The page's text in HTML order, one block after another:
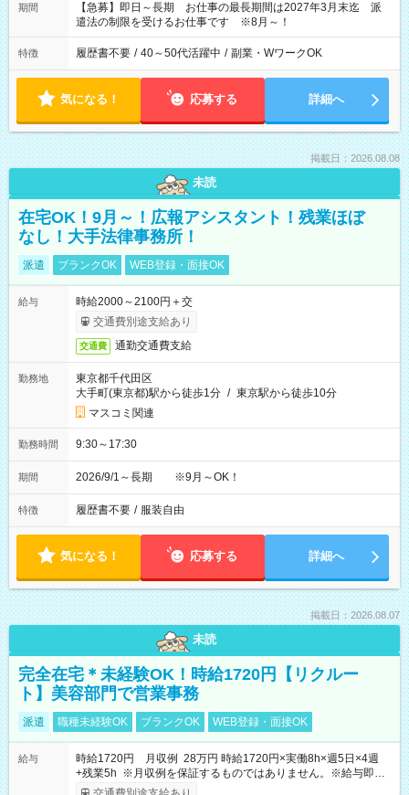
期間
【急募】即日～長期 お仕事の最長期間は2027年3月末迄 派
遣法の制限を受けるお仕事です ※8月～！
特徴 履歴書不要 / 40～50代活躍中 / 副業・WワークOK
気になる！ 応募する 詳細へ
掲載日：2026.08.08
未読
在宅OK！9月～！広報アシスタント！残業ほぼ
なし！大手法律事務所！
派遣 ブランクOK WEB登録・面接OK
給与
時給2000～2100円＋交
交通費別途支給あり
交通費 通勤交通費支給
勤務地
東京都千代田区
大手町(東京都)駅から徒歩1分 / 東京駅から徒歩10分
マスコミ関連
勤務時間 9:30～17:30
期間 2026/9/1～長期 ※9月～OK！
特徴 履歴書不要 / 服装自由
気になる！ 応募する 詳細へ
掲載日：2026.08.07
未読
完全在宅＊未経験OK！時給1720円【リクルー
ト】美容部門で営業事務
派遣 職種未経験OK ブランクOK WEB登録・面接OK
給与
時給1720円 月収例 28万円 時給1720円×実働8h×週5日×4週
+残業5h ※月収例を保証するものではありません。※給与即受
取りサービス利用可（利用条件有）